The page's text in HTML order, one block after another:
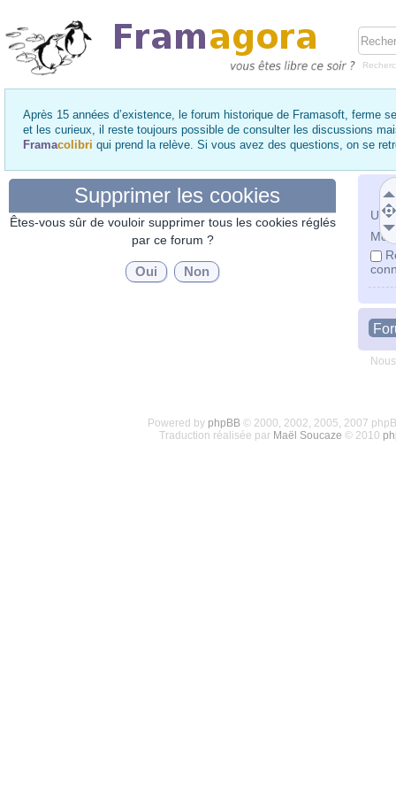
Après 15 années d’existence, le forum historique de Framasoft, ferme
et les curieux, il reste toujours possible de consulter les discussions
Framacolibri qui prend la relève. Si vous avez des questions, on se
Mot
Supprimer les cookies
Êtes-vous sûr de vouloir supprimer tous les cookies réglés
par ce forum ?
Powered by phpBB© 2000, 2002, 2005, 2007
Traduction réalisée par Maël Soucaze © 2010